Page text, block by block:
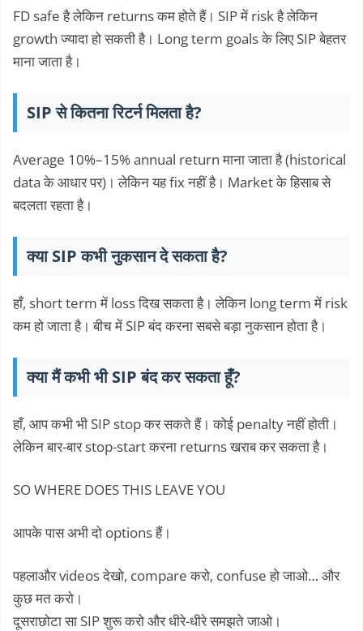
FD safe है लेकिन returns कम होते हैं। SIP में risk है लेकिन
growth ज्यादा हो सकती है। Long term goals के लिए SIP बेहतर
माना जाता है।
SIP से कितना रिटर्न मिलता है?
Average 10%–15% annual return माना जाता है (historical
data के आधार पर)। लेकिन यह fix नहीं है। Market के हिसाब से
बदलता रहता है।
क्या SIP कभी नुकसान दे सकता है?
हाँ, short term में loss दिख सकता है। लेकिन long term में risk
कम हो जाता है। बीच में SIP बंद करना सबसे बड़ा नुकसान होता है।
क्या मैं कभी भी SIP बंद कर सकता हूँ?
हाँ, आप कभी भी SIP stop कर सकते हैं। कोई penalty नहीं होती।
लेकिन बार-बार stop-start करना returns खराब कर सकता है।
SO WHERE DOES THIS LEAVE YOU
आपके पास अभी दो options हैं।
पहलाऔर videos देखो, compare करो, confuse हो जाओ… और
कुछ मत करो।
दूसराछोटा सा SIP शुरू करो और धीरे-धीरे समझते जाओ।